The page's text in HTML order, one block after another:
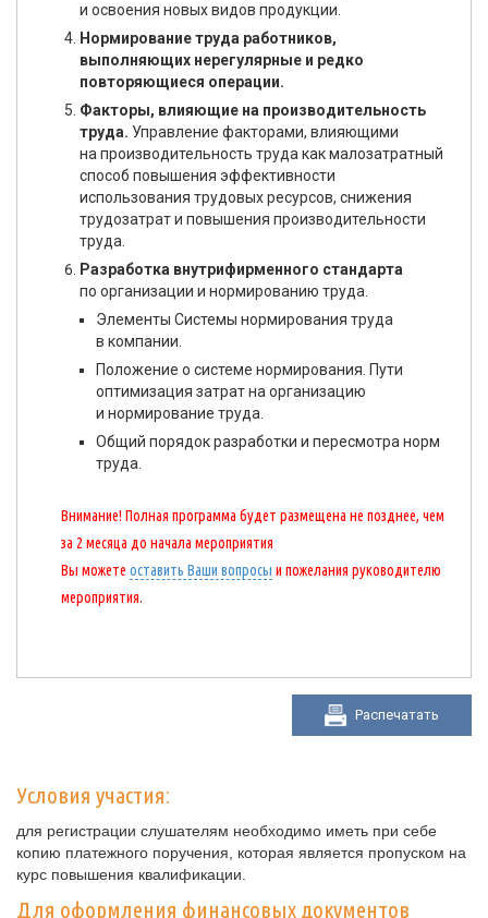
и освоения новых видов продукции.
Нормирование труда работников,
выполняющих нерегулярные и редко
повторяющиеся операции.
Факторы, влияющие на производительность
труда. Управление факторами, влияющими
на производительность труда как малозатратный
способ повышения эффективности
использования трудовых ресурсов, снижения
трудозатрат и повышения производительности
труда.
Разработка внутрифирменного стандарта
по организации и нормированию труда.
Элементы Системы нормирования труда
в компании.
Положение о системе нормирования. Пути
оптимизация затрат на организацию
и нормирование труда.
Общий порядок разработки и пересмотра норм
труда.
Внимание! Полная программа будет размещена не позднее, чем
за 2 месяца до начала мероприятия
Вы можете оставить Ваши вопросы и пожелания руководителю
мероприятия.
Распечатать
Условия участия:
для регистрации слушателям необходимо иметь при себе
копию платежного поручения, которая является пропуском на
курс повышения квалификации.
Для оформления финансовых документов